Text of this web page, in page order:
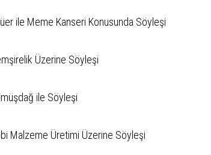
ile Meme Kanseri Konusunda Söyleşi
Üzerine Söyleşi
ile Söyleşi
Malzeme Üretimi Üzerine Söyleşi